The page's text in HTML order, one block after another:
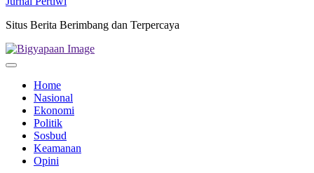
Situs Berita Berimbang dan Terpercaya
Home
Nasional
Ekonomi
Politik
Sosbud
Keamanan
Opini